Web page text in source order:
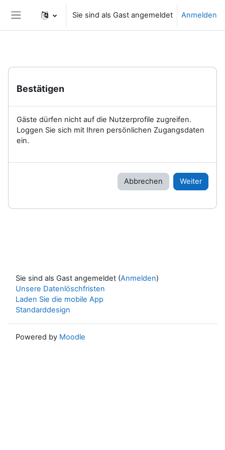
Website-Übersicht
Sie sind als Gast angemeldet Anmelden
Bestätigen
Gäste dürfen nicht auf die Nutzerprofile zugreifen.
Loggen Sie sich mit Ihren persönlichen Zugangsdaten
ein.
Abbrechen Weiter
Sie sind als Gast angemeldet (Anmelden)
Unsere Datenlöschfristen
Laden Sie die mobile App
Standarddesign
Powered by Moodle